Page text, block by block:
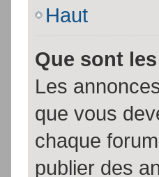
Haut
Que sont
Les
que vous
chaque
publier des